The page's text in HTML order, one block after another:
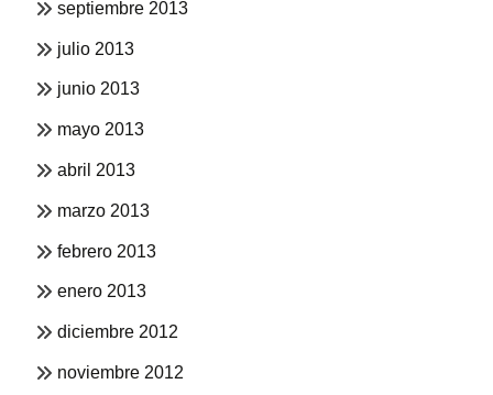
septiembre 2013
julio 2013
junio 2013
mayo 2013
abril 2013
marzo 2013
febrero 2013
enero 2013
diciembre 2012
noviembre 2012